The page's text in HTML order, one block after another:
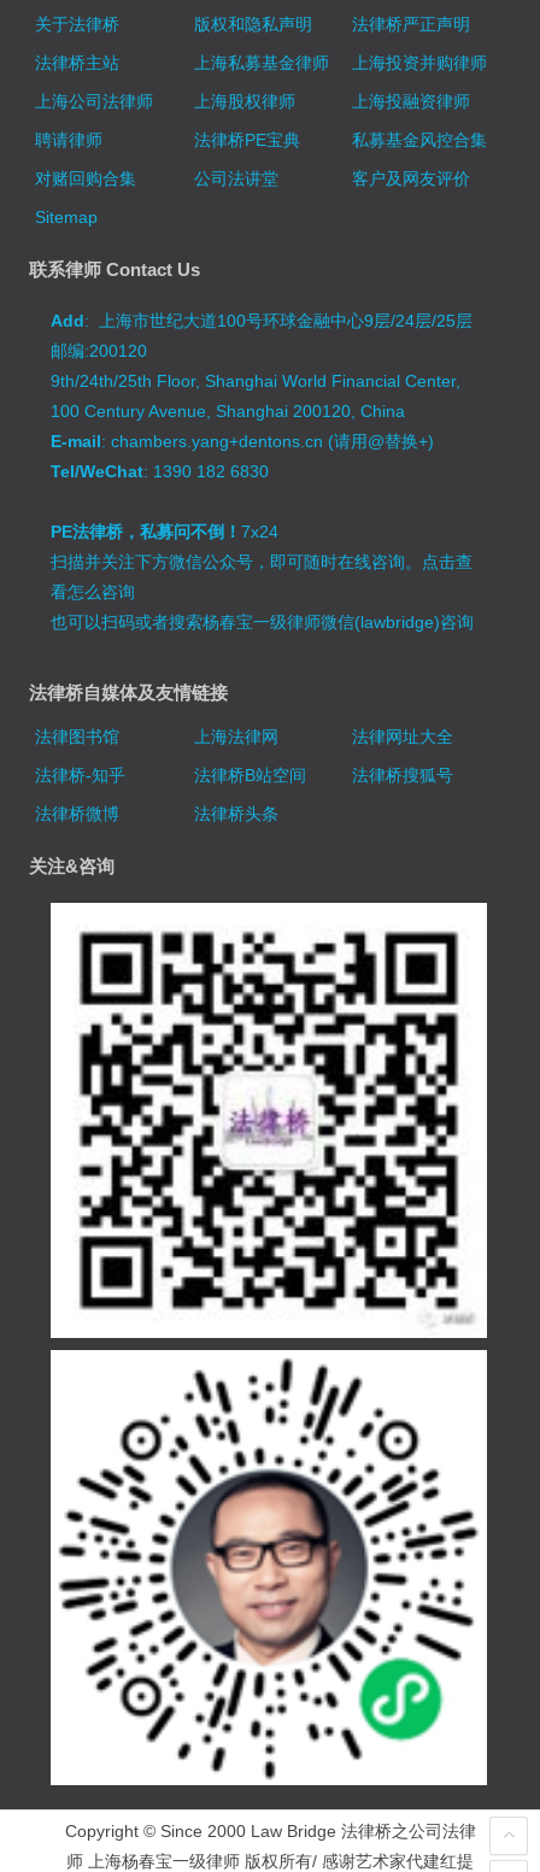
关于法律桥 版权和隐私声明
法律桥严正声明
法律桥主站
上海私募基金律师
上海投资并购律师
上海公司法律师
上海股权律师
上海投融资律师
聘请律师
法律桥PE宝典
私募基金风控合集
对赌回购合集
公司法讲堂
客户及网友评价
Sitemap
联系律师 Contact Us
Add: 上海市世纪大道100号环球金融中心9层/24层/25层
邮编:200120
9th/24th/25th Floor, Shanghai World Financial Center,
100 Century Avenue, Shanghai 200120, China
E-mail: chambers.yang+dentons.cn (请用@替换+)
Tel/WeChat: 1390 182 6830
PE法律桥，私募问不倒！7x24
扫描并关注下方微信公众号，即可随时在线咨询。 点击查
看怎么咨询
也可以扫码或者搜索杨春宝一级律师微信(lawbridge)咨询
法律桥自媒体及友情链接
法律图书馆 上海法律网
法律网址大全
法律桥-知乎
法律桥B站空间
法律桥搜狐号
法律桥微博
法律桥头条
关注&咨询
Copyright © Since 2000 Law Bridge 法律桥之公司法律
师 上海杨春宝一级律师 版权所有/ 感谢艺术家代建红提